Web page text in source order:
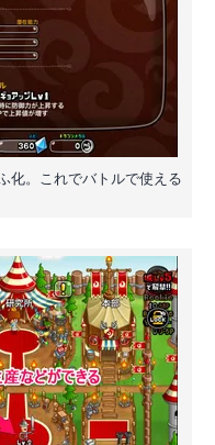
化。これでバトルで使える